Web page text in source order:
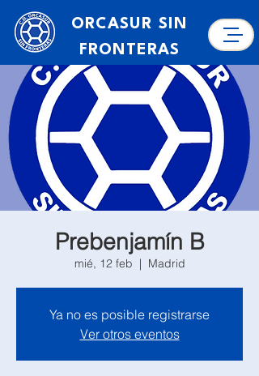
ORCASUR SIN
FRONTERAS
Prebenjamín B
mié, 12 feb
  |
Madrid
Ya no es posible registrarse
Ver otros eventos